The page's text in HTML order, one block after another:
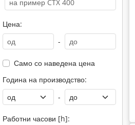
Цена:
-
Само со наведена цена
Година на производство:
-
Работни часови [h]: